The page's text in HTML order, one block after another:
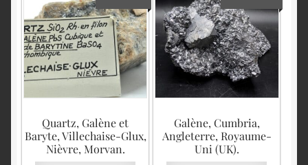
English
Quartz, Galène et
Baryte, Villechaise-Glux,
Nièvre, Morvan.
Galène, Cumbria,
Angleterre, Royaume-
Uni (UK).